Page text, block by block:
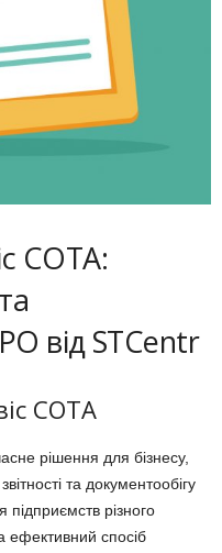
СОТА:
від STCentr
СОТА
рішення для бізнесу,
та документообігу
різного
ефективний спосіб